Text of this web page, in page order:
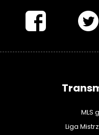
MLS
Liga